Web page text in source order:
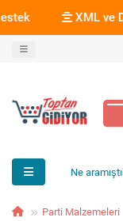
XML ve
Parti Malzemeleri